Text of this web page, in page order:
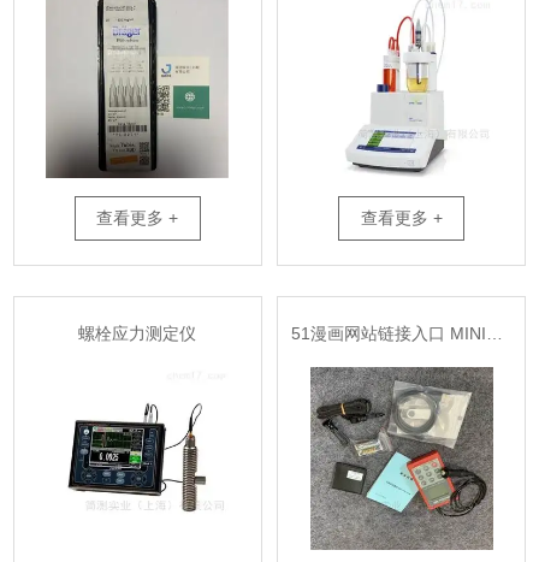
查看更多 + 查看更多 +
螺栓应力测定仪